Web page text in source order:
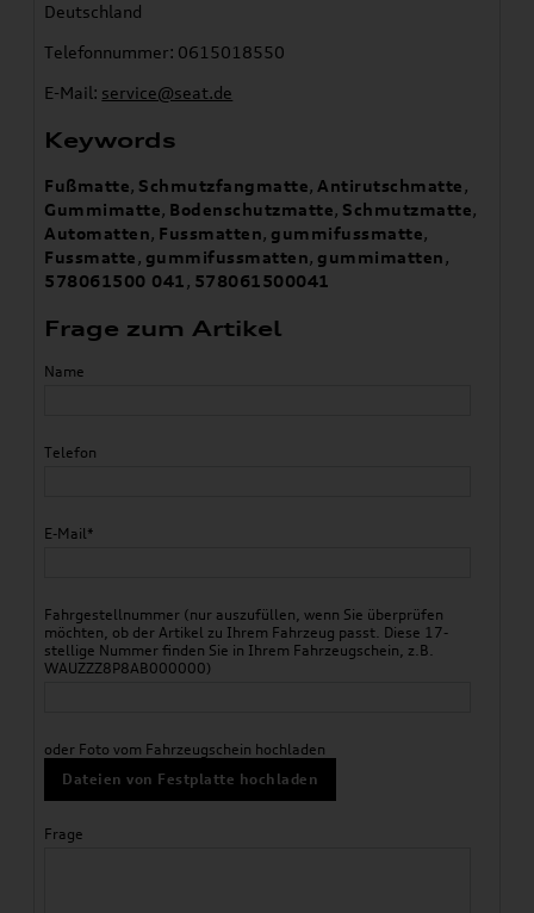
Deutschland
Telefonnummer: 0615018550
E-Mail: service@seat.de
Keywords
Fußmatte, Schmutzfangmatte, Antirutschmatte,
Gummimatte, Bodenschutzmatte, Schmutzmatte,
Automatten, Fussmatten, gummifussmatte,
Fussmatte, gummifussmatten, gummimatten,
578061500 041, 578061500041
Frage zum Artikel
Name
Telefon
E-Mail*
Fahrgestellnummer (nur auszufüllen, wenn Sie überprüfen
möchten, ob der Artikel zu Ihrem Fahrzeug passt. Diese 17-
stellige Nummer finden Sie in Ihrem Fahrzeugschein, z.B.
WAUZZZ8P8AB000000)
oder Foto vom Fahrzeugschein hochladen
Dateien von Festplatte hochladen
Frage